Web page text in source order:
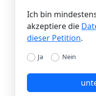
Ich bin
akzeptiere die
dieser Petition.
Ja Nein